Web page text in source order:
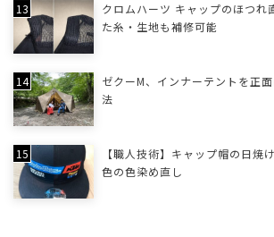
クロムハーツ キャップのほつれ
た糸・生地も補修可能
ゼクーM、インナーテントを正
法
【職人技術】キャップ帽の日焼
色の色染め直し